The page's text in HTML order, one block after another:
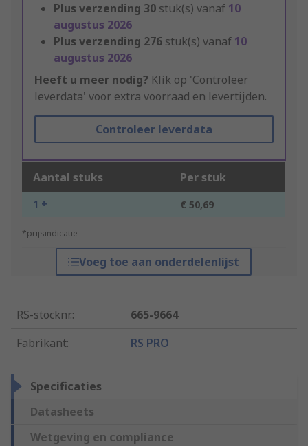
Plus verzending 30 stuk(s) vanaf 10
augustus 2026
Plus verzending 276 stuk(s) vanaf 10
augustus 2026
Heeft u meer nodig? Klik op 'Controleer
leverdata' voor extra voorraad en levertijden.
Controleer leverdata
Aantal stuks Per stuk
1 + € 50,69
*prijsindicatie
Voeg toe aan onderdelenlijst
RS-stocknr.:
665-9664
Fabrikant: RS PRO
Specificaties
Datasheets
Wetgeving en compliance